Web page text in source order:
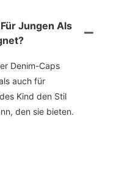
Jungen Als
Denim-Caps
auch für
Kind den Stil
den sie bieten.